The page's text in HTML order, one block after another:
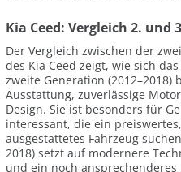
Kia Ceed: Vergleich 2. und
Der Vergleich zwischen der
des Kia Ceed zeigt, wie sich
zweite Generation
Ausstattung, zuverlässige
Design. Sie ist besonders für
interessant, die ein
ausgestattetes Fahrzeug
2018) setzt auf modernere
und ein noch